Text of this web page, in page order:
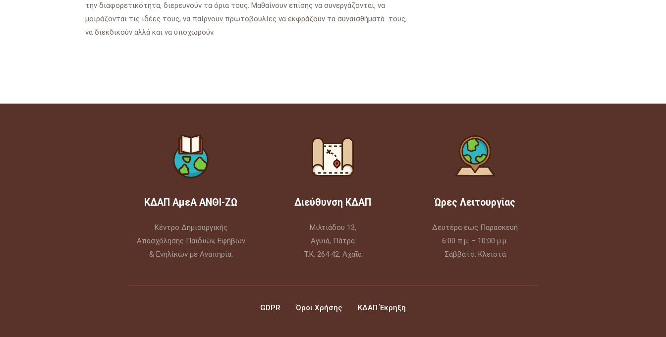
την διαφορετικότητα, διερευνούν τα όρια τους. Μαθαίνουν επίσης να συνεργάζονται, να
μοιράζονται τις ιδέες τους, να παίρνουν πρωτοβουλίες να εκφράζουν τα συναισθήματά τους,
να διεκδικούν αλλά και να υποχωρούν.
ΚΔΑΠ ΑμεΑ ΑΝΘΙ-ΖΩ
Κέντρο Δημιουργικής
Απασχόλησης Παιδιών, Εφήβων
& Ενηλίκων με Αναπηρία.
Διεύθυνση ΚΔΑΠ
Μιλτιάδου 13,
Αγυιά, Πάτρα
Τ.Κ. 264 42, Αχαΐα
Ώρες Λειτουργίας
Δευτέρα έως Παρασκευή
6:00 π.μ. – 10:00 μ.μ.
Σάββατο: Κλειστά
GDPR Όροι Χρήσης ΚΔΑΠ Έκρηξη